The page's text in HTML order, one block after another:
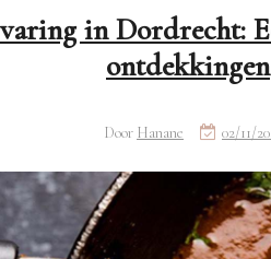
in Dordrecht:
ontdekkingen
Door Hanane 02/11/